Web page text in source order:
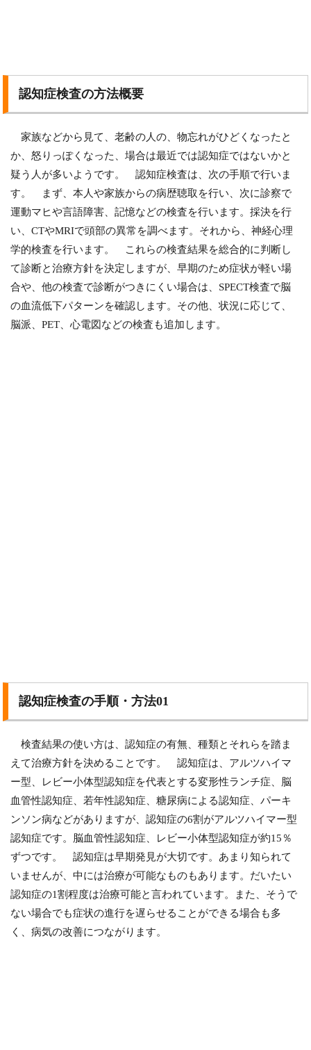
認知症検査の方法概要
家族などから見て、老齢の人の、物忘れがひどくなったと
か、怒りっぽくなった、場合は最近では認知症ではないかと
疑う人が多いようです。 認知症検査は、次の手順で行いま
す。 まず、本人や家族からの病歴聴取を行い、次に診察で
運動マヒや言語障害、記憶などの検査を行います。採決を行
い、CTやMRIで頭部の異常を調べます。それから、神経心理
学的検査を行います。 これらの検査結果を総合的に判断し
て診断と治療方針を決定しますが、早期のため症状が軽い場
合や、他の検査で診断がつきにくい場合は、SPECT検査で脳
の血流低下パターンを確認します。その他、状況に応じて、
脳派、PET、心電図などの検査も追加します。
認知症検査の手順・方法01
検査結果の使い方は、認知症の有無、種類とそれらを踏ま
えて治療方針を決めることです。 認知症は、アルツハイマ
ー型、レビー小体型認知症を代表とする変形性ランチ症、脳
血管性認知症、若年性認知症、糖尿病による認知症、パーキ
ンソン病などがありますが、認知症の6割がアルツハイマー型
認知症です。脳血管性認知症、レビー小体型認知症が約15％
ずつです。 認知症は早期発見が大切です。あまり知られて
いませんが、中には治療が可能なものもあります。だいたい
認知症の1割程度は治療可能と言われています。また、そうで
ない場合でも症状の進行を遅らせることができる場合も多
く、病気の改善につながります。